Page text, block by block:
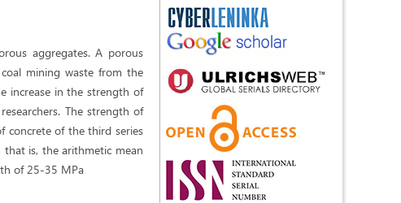
aggregates. A porous
mining waste from the
increase in the strength of
The strength of
concrete of the third series
is, the arithmetic mean
of 25-35 MPa